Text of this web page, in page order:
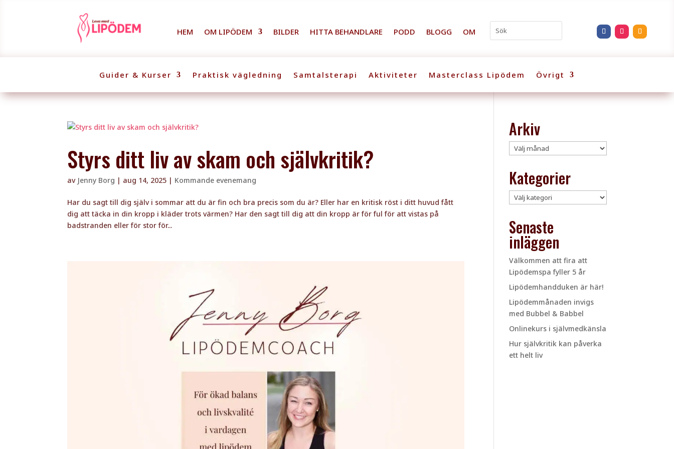
HEM OM LIPÖDEM BILDER HITTA BEHANDLARE PODD BLOGG OM
Guider & Kurser Praktisk vägledning Samtalsterapi Aktiviteter Masterclass Lipödem Övrigt
Styrs ditt liv av skam och självkritik?
av Jenny Borg | aug 14, 2025 | Kommande evenemang
Har du sagt till dig själv i sommar att du är fin och bra precis som du är? Eller har en kritisk röst i ditt huvud fått
dig att täcka in din kropp i kläder trots värmen? Har den sagt till dig att din kropp är för ful för att vistas på
badstranden eller för stor för...
Arkiv
Arkiv
Kategorier
Kategorier
Senaste
inläggen
Välkommen att fira att
Lipödemspa fyller 5 år
Lipödemhandduken är här!
Lipödemmånaden invigs
med Bubbel & Babbel
Onlinekurs i självmedkänsla
Hur självkritik kan påverka
ett helt liv